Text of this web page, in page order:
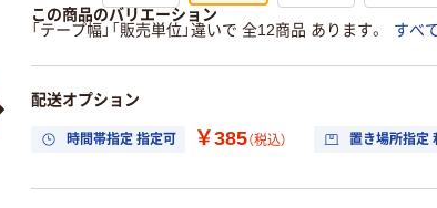
この商品のバリエーション
「テープ幅」「販売単位」違いで 全12商品 あります。
すべ
配送オプション
時間帯指定 指定可 ￥385（税込） 置き場所指定